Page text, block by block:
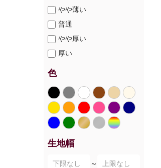
やや薄い
普通
やや厚い
厚い
色
生地幅
～